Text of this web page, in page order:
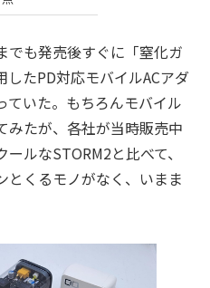
も発売後すぐに「窒化ガ
したPD対応モバイルACアダ
ていた。もちろんモバイル
みたが、各社が当時販売中
ルなSTORM2と比べて、
とくるモノがなく、いまま